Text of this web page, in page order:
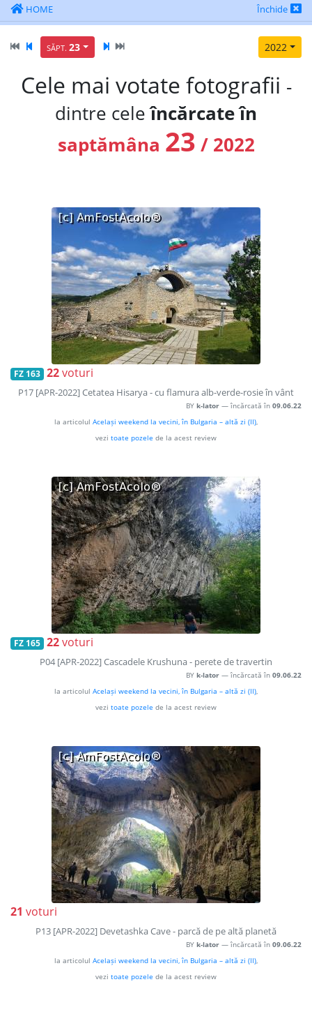
HOME Închide
2022
SĂPT. 23
Cele mai votate fotografii -
dintre celeîncărcate în
saptămâna 23 / 2022
FZ 163 22voturi
P17 [APR-2022] Cetatea Hisarya - cu flamura alb-verde-rosie în vânt
BY k-lator — încărcată în 09.06.22
la articolul Același weekend la vecini, în Bulgaria – altă zi (II),
vezi toate pozele de la acest review
FZ 165 22voturi
P04 [APR-2022] Cascadele Krushuna - perete de travertin
BY k-lator — încărcată în 09.06.22
la articolul Același weekend la vecini, în Bulgaria – altă zi (II),
vezi toate pozele de la acest review
21 voturi
P13 [APR-2022] Devetashka Cave - parcă de pe altă planetă
BY k-lator — încărcată în 09.06.22
la articolul Același weekend la vecini, în Bulgaria – altă zi (II),
vezi toate pozele de la acest review